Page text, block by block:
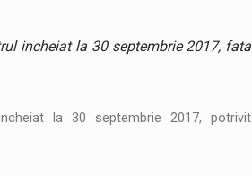
familie si afaceri
incheiat la 30 septembrie 2017, fata
la 30 septembrie 2017, potrivit